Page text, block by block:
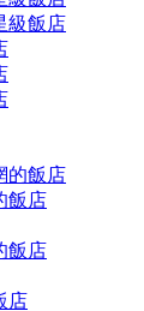
級飯店
的飯店
飯店
飯店
店